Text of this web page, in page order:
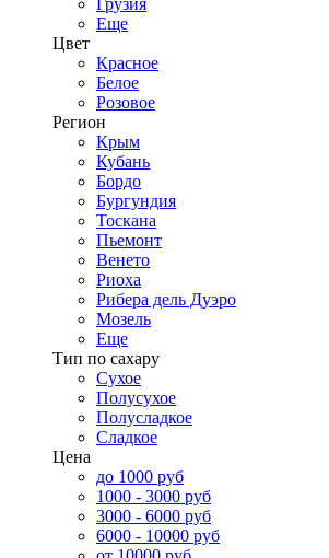
Грузия
Еще
Цвет
Красное
Белое
Розовое
Регион
Крым
Кубань
Бордо
Бургундия
Тоскана
Пьемонт
Венето
Риоха
Рибера дель Дуэро
Мозель
Еще
Тип по сахару
Сухое
Полусухое
Полусладкое
Сладкое
Цена
до 1000 руб
1000 - 3000 руб
3000 - 6000 руб
6000 - 10000 руб